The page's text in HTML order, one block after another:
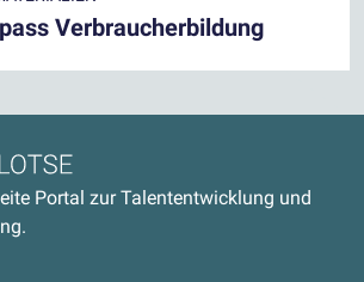
Verbraucherbildung
Portal zur Talententwicklung und